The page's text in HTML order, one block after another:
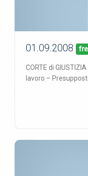
pubblicata: 01/09/08
01.09.2008
CORTE di
lavoro – Presupposti